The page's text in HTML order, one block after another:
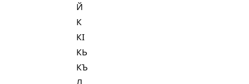
Й
К
КI
КЬ
КЪ